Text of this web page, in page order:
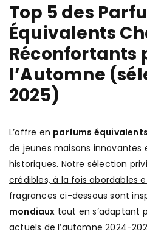
Top 5 des
Équivalents
Réconfortants
l’Automne
2025)
L’offre en parfums équivalents
de jeunes maisons innovantes
historiques. Notre sélection
crédibles, à la fois abordables
fragrances ci-dessous sont
mondiaux tout en s’adaptant
actuels de l’automne 2024-